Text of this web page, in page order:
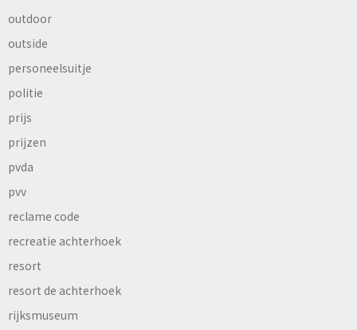
outdoor
outside
personeelsuitje
politie
prijs
prijzen
pvda
pvv
reclame code
recreatie achterhoek
resort
resort de achterhoek
rijksmuseum